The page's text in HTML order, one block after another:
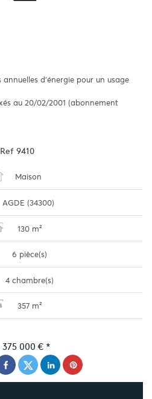
d'énergie pour un usage
au 20/02/2001 (abonnement
Ref 9410
Maison
AGDE (34300)
130 m²
6 pièce(s)
4 chambre(s)
357 m²
375 000 € *